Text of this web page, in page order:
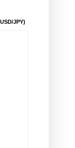
JPY)